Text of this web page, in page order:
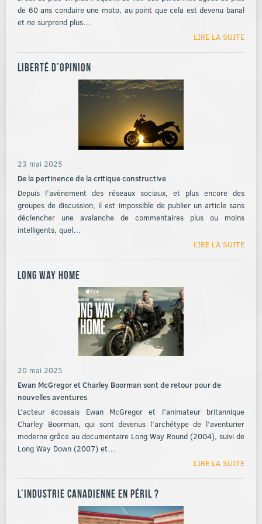
de 60 ans conduire une moto, au point que cela est devenu banal
et ne surprend plus…
LIRE LA SUITE
Liberté d’opinion
23 mai 2025
De la pertinence de la critique constructive
Depuis l’avènement des réseaux sociaux, et plus encore des
groupes de discussion, il est impossible de publier un article sans
déclencher une avalanche de commentaires plus ou moins
intelligents, quel…
LIRE LA SUITE
Long Way Home
20 mai 2025
Ewan McGregor et Charley Boorman sont de retour pour de
nouvelles aventures
L’acteur écossais Ewan McGregor et l’animateur britannique
Charley Boorman, qui sont devenus l’archétype de l’aventurier
moderne grâce au documentaire Long Way Round (2004), suivi de
Long Way Down (2007) et…
LIRE LA SUITE
L’industrie canadienne en péril ?